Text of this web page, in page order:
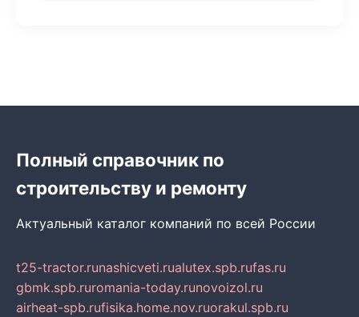
Полный справочник по
строительству и ремонту
Актуальный каталог компаний по всей России
t25-tractor.runashicveti.rualutex.spb.rufas.ru
gbmk.spb.ruromania-today.runovoizol.ru
airheat-spb.rufisika.home.nov.ruorakul.spb.ru